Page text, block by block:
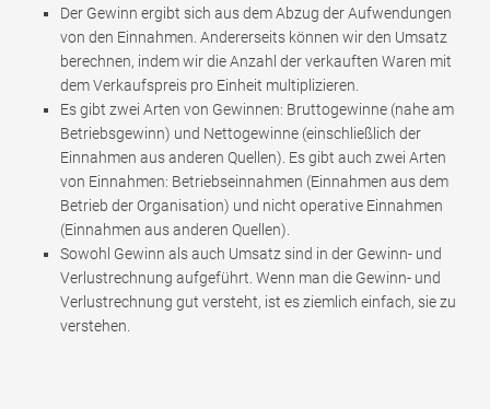
Der Gewinn ergibt sich aus dem Abzug der Aufwendungen
von den Einnahmen. Andererseits können wir den Umsatz
berechnen, indem wir die Anzahl der verkauften Waren mit
dem Verkaufspreis pro Einheit multiplizieren.
Es gibt zwei Arten von Gewinnen: Bruttogewinne (nahe am
Betriebsgewinn) und Nettogewinne (einschließlich der
Einnahmen aus anderen Quellen). Es gibt auch zwei Arten
von Einnahmen: Betriebseinnahmen (Einnahmen aus dem
Betrieb der Organisation) und nicht operative Einnahmen
(Einnahmen aus anderen Quellen).
Sowohl Gewinn als auch Umsatz sind in der Gewinn- und
Verlustrechnung aufgeführt. Wenn man die Gewinn- und
Verlustrechnung gut versteht, ist es ziemlich einfach, sie zu
verstehen.